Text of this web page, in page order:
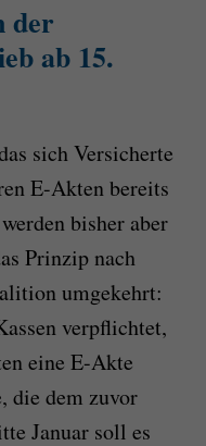
der
ab 15.
sich Versicherte
E-Akten bereits
bisher aber
Prinzip nach
umgekehrt:
verpflichtet,
eine E-Akte
die dem zuvor
Januar soll es